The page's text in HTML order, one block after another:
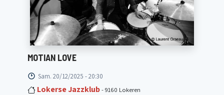
MOTIAN LOVE
Sam. 20/12/2025 - 20:30
Lokerse Jazzklub- 9160 Lokeren